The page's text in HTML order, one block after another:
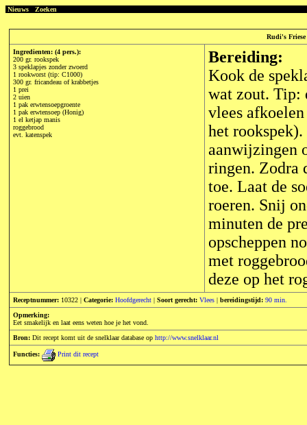
Nieuws Zoeken
Rudi's Friese
Ingredienten: (4 pers.):
200 gr. rookspek
3 speklapjes zonder zwoerd
1 rookworst (tip: C1000)
300 gr. fricandeau of krabbetjes
1 prei
2 uien
1 pak erwtensoepgroente
1 pak erwtensoep (Honig)
1 el ketjap manis
roggebrood
evt. katenspek
Bereiding:
Kook de
wat zout. Tip:
vlees
het
aanwijzingen
ringen. Zodra
toe. Laat de
roeren. Snij
minuten de
opscheppen
met
deze op het
Receptnummer: 10322 | Categorie: Hoofdgerecht | Soort gerecht: Vlees | bereidingstijd: 90 min.
Opmerking:
Eet smakelijk en laat eens weten hoe je het vond.
Bron: Dit recept komt uit de snelklaar database op http://www.snelklaar.nl
Functies: Print dit recept